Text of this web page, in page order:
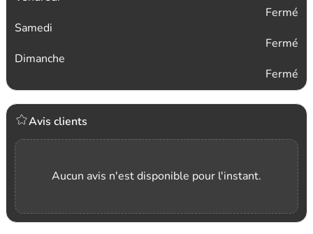
Fermé
Samedi
Fermé
Dimanche
Fermé
Avis clients
Aucun avis n'est disponible pour l'instant.